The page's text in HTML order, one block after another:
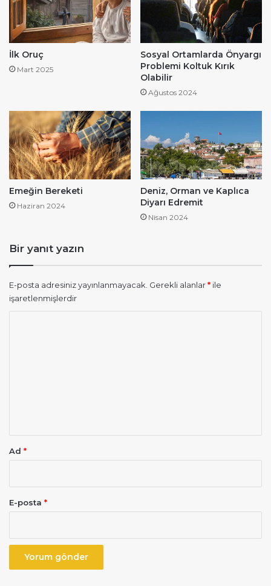
İlk Oruç
Mart 2025
Sosyal Ortamlarda Önyargı
Problemi Koltuk Kırık
Olabilir
Ağustos 2024
Emeğin Bereketi
Haziran 2024
Deniz, Orman ve Kaplıca
Diyarı Edremit
Nisan 2024
Bir yanıt yazın
E-posta adresiniz yayınlanmayacak. Gerekli alanlar* ile
işaretlenmişlerdir
Ad *
E-posta *